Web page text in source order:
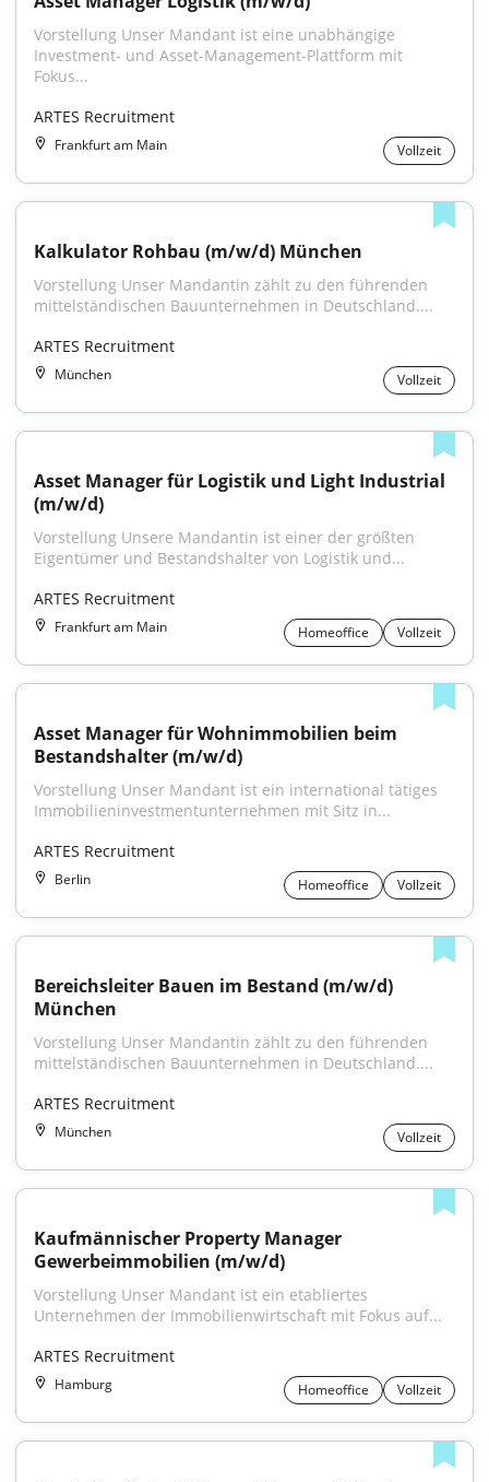
Vorstellung Unser Mandant ist eine unabhängige
Investment- und Asset-Management-Plattform mit
Fokus...
ARTES Recruitment
Frankfurt am Main Vollzeit
Kalkulator Rohbau (m/w/d) München
Vorstellung Unser Mandantin zählt zu den führenden
mittelständischen Bauunternehmen in Deutschland....
ARTES Recruitment
München Vollzeit
Asset Manager für Logistik und Light Industrial
(m/w/d)
Vorstellung Unsere Mandantin ist einer der größten
Eigentümer und Bestandshalter von Logistik und...
ARTES Recruitment
Frankfurt am Main Homeoffice Vollzeit
Asset Manager für Wohnimmobilien beim
Bestandshalter (m/w/d)
Vorstellung Unser Mandant ist ein international tätiges
Immobilieninvestmentunternehmen mit Sitz in...
ARTES Recruitment
Berlin Homeoffice Vollzeit
Bereichsleiter Bauen im Bestand (m/w/d)
München
Vorstellung Unser Mandantin zählt zu den führenden
mittelständischen Bauunternehmen in Deutschland....
ARTES Recruitment
München Vollzeit
Kaufmännischer Property Manager
Gewerbeimmobilien (m/w/d)
Vorstellung Unser Mandant ist ein etabliertes
Unternehmen der Immobilienwirtschaft mit Fokus auf...
ARTES Recruitment
Hamburg Homeoffice Vollzeit